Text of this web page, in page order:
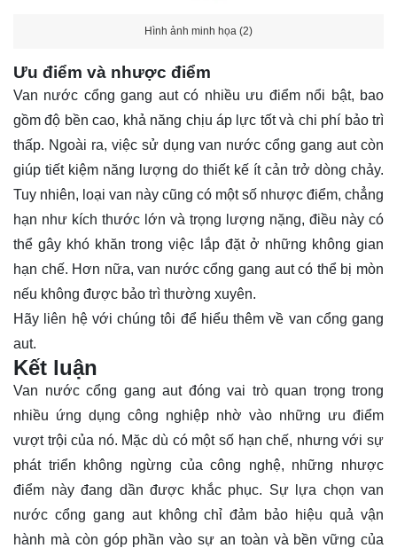
Hình ảnh minh họa (2)
Ưu điểm và nhược điểm
Van nước cổng gang aut có nhiều ưu điểm nổi bật, bao
gồm độ bền cao, khả năng chịu áp lực tốt và chi phí bảo trì
thấp. Ngoài ra, việc sử dụng van nước cổng gang aut còn
giúp tiết kiệm năng lượng do thiết kế ít cản trở dòng chảy.
Tuy nhiên, loại van này cũng có một số nhược điểm, chẳng
hạn như kích thước lớn và trọng lượng nặng, điều này có
thể gây khó khăn trong việc lắp đặt ở những không gian
hạn chế. Hơn nữa, van nước cổng gang aut có thể bị mòn
nếu không được bảo trì thường xuyên.
Hãy liên hệvới chúng tôi để hiểu thêm về van cổng gang
aut.
Kết luận
Van nước cổng gang aut đóng vai trò quan trọng trong
nhiều ứng dụng công nghiệp nhờ vào những ưu điểm
vượt trội của nó. Mặc dù có một số hạn chế, nhưng với sự
phát triển không ngừng của công nghệ, những nhược
điểm này đang dần được khắc phục. Sự lựa chọn van
nước cổng gang aut không chỉ đảm bảo hiệu quả vận
hành mà còn góp phần vào sự an toàn và bền vững của